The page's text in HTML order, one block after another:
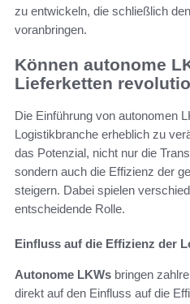
zu entwickeln, die schließlich
voranbringen.
Können autonome
Lieferketten
Die Einführung von autonomen
Logistikbranche erheblich zu
das Potenzial, nicht nur die
sondern auch die Effizienz der
steigern. Dabei spielen
entscheidende Rolle.
Einfluss auf die Effizienz der
Autonome LKWs bringen
direkt auf den Einfluss auf die